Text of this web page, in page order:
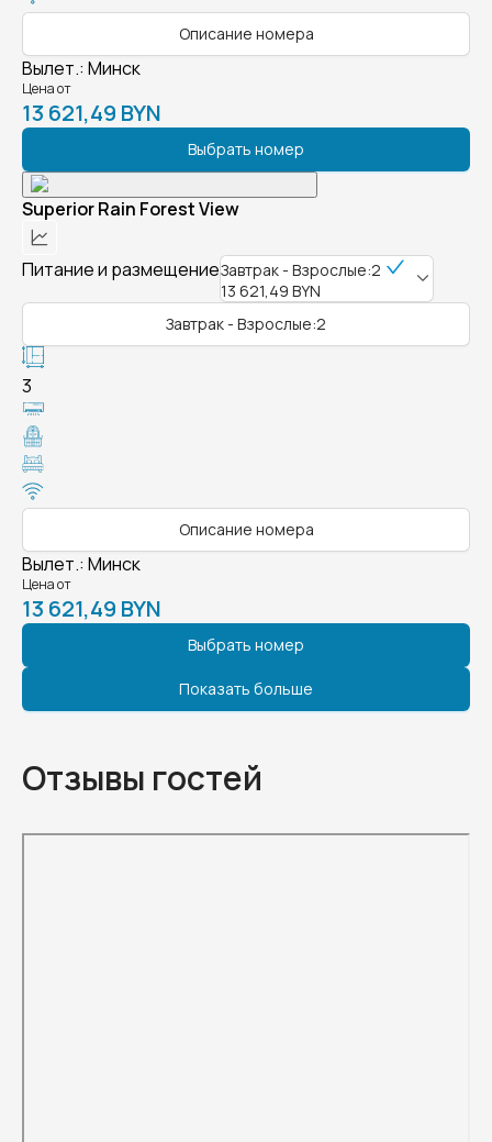
Описание номера
Вылет.: Минск
Цена от
13 621,49 BYN
Выбрать номер
Superior Rain Forest View
Питание и размещениеЗавтрак - Взрослые:2
13 621,49 BYN
Завтрак - Взрослые:2
3
Описание номера
Вылет.: Минск
Цена от
13 621,49 BYN
Выбрать номер
Показать больше
Отзывы гостей